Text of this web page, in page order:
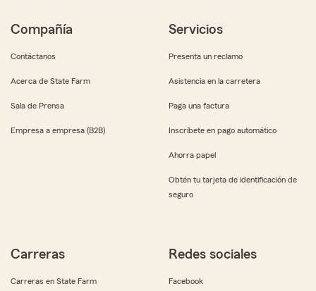
Compañía
Contáctanos
Acerca de State Farm
Sala de Prensa
Empresa a empresa (B2B)
Servicios
Presenta un reclamo
Asistencia en la carretera
Paga una factura
Inscríbete en pago automático
Ahorra papel
Obtén tu tarjeta de identificación de
seguro
Carreras
Carreras en State Farm
Redes sociales
Facebook